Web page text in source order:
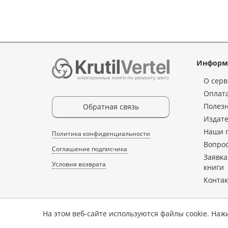
электронные книги по ремонту авто
Обратная связь
Политика конфиденциальности
Соглашение подписчика
Условия возврата
О
Наши
книги
Копирование, перепечатка,
На этом веб-сайте используются файлы cookie.